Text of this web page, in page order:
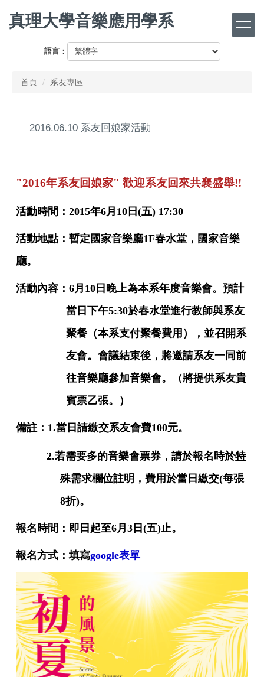
真理大學音樂應用學系
語言：
首頁 系友專區
2016.06.10 系友回娘家活動
"2016年系友回娘家" 歡迎系友回來共襄盛舉!!
活動時間： 2015年6月 10 日 (五) 17:30
活動地點： 暫定 國家音樂廳1F春水堂，國家音樂
廳。
活動內容： 6月 10 日晚上為本系年度音樂會。預計
當日下午5:30於春水堂進行教師與系友
聚餐（本系支付聚餐費用），並召開系
友會。會議結束後，將邀請系友一同前
往音樂廳參加音樂會。（將提供系友貴
賓票乙張。）
備註： 1.當日請繳交系友會費100元。
2.若需要多的音樂會票券，請於報名時於特
殊需求欄位註明 ，費用於當日繳交(每張
8折)。
報名時間：即日起至6月 3 日 (五)止。
報名方式：填寫google表單